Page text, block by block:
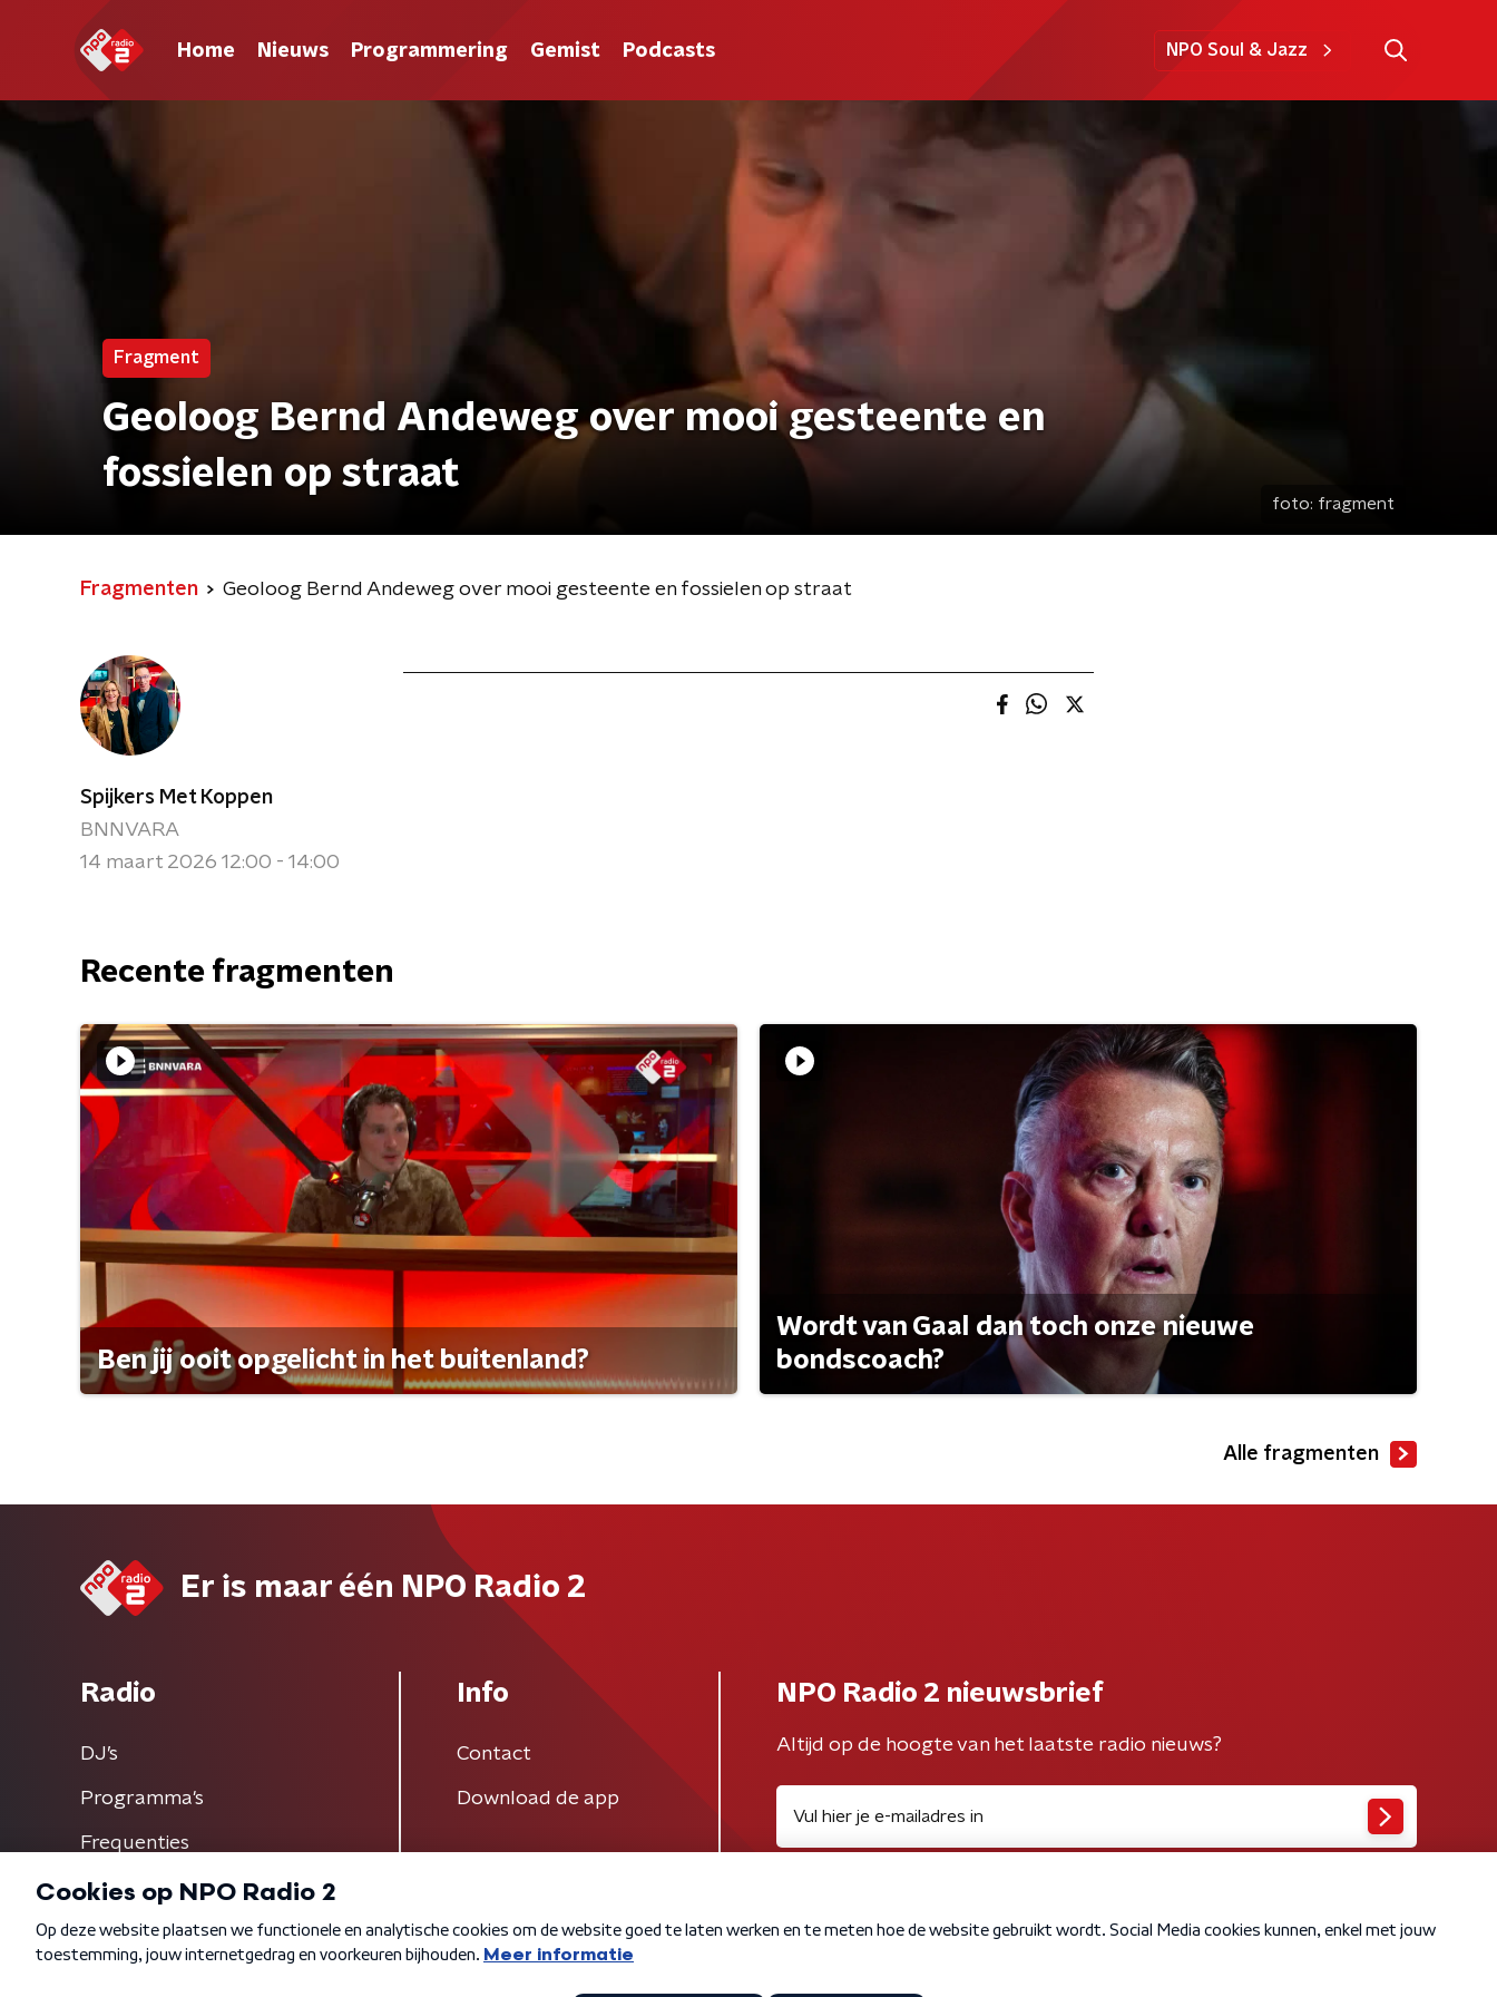
Home Nieuws Programmering Gemist Podcasts NPO Soul & Jazz
Fragment
Geoloog Bernd Andeweg over mooi gesteente en
fossielen op straat
foto: fragment
Fragmenten Geoloog Bernd Andeweg over mooi gesteente en fossielen op straat
Spijkers Met Koppen
BNNVARA
14 maart 2026 12:00 - 14:00
Recente fragmenten
Ben jij ooit opgelicht in het buitenland?
Wordt van Gaal dan toch onze nieuwe
bondscoach?
Alle fragmenten
Er is maar één NPO Radio 2
Radio
DJ’s
Programma's
Frequenties
Info
Contact
Download de app
NPO Radio 2 nieuwsbrief
Altijd op de hoogte van het laatste radio nieuws?
Algemene voorwaarden Privacybeleid